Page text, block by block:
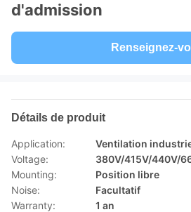
d'admission
Renseignez-
Détails de produit
Application:
Ventilation
Voltage:
380V/415V/440V/
Mounting:
Position libre
Noise:
Facultatif
Warranty:
1 an